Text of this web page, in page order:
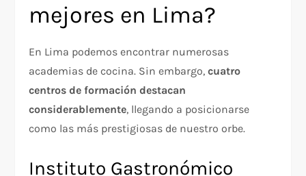
mejores en Lima?
En Lima podemos encontrar numerosas
academias de cocina. Sin embargo,cuatro
centros de formación destacan
considerablemente, llegando a posicionarse
como las más prestigiosas de nuestro orbe.
Instituto Gastronómico